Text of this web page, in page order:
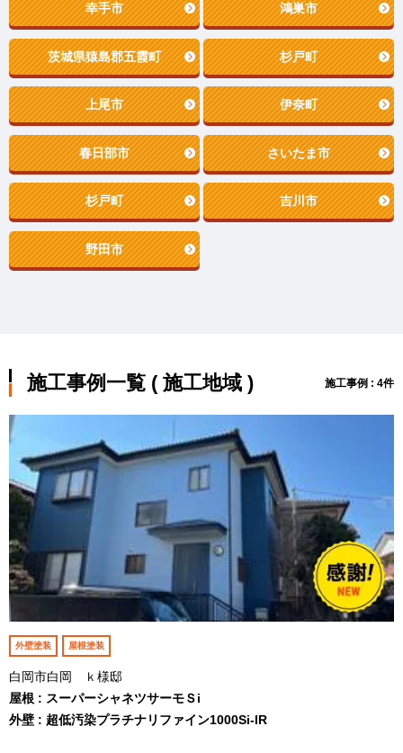
幸手市 鴻巣市
茨城県猿島郡五霞町 杉戸町
上尾市 伊奈町
春日部市 さいたま市
杉戸町 吉川市
野田市
施工事例一覧 ( 施工地域 ) 施工事例 : 4件
外壁塗装 屋根塗装
白岡市白岡 ｋ様邸
屋根 : スーパーシャネツサーモＳi
外壁 : 超低汚染プラチナリファイン1000Si-IR